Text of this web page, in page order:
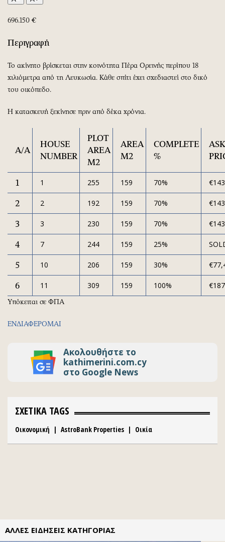
Περιβάλλον
Ελλάδα
Παράξενα
Πολιτισμός
Σινεμά
Θέατρο-Χορός
Χειρόγραφα
Εκπομπές
Wine routes
Επιστολές
696.150 €
Περιγραφή
Το ακίνητο βρίσκεται στην κοινότητα Πέρα Ορεινής περίπου 18
χιλιόμετρα από τη Λευκωσία. Κάθε σπίτι έχει σχεδιαστεί στο δικό
του οικόπεδο.
Η κατασκευή ξεκίνησε πριν από δέκα χρόνια.
A/A
HOUSE
NUMBER
PLOT
AREA
M2
AREA
M2
COMPLETE
%
1 1 255 159 70%
2 2 192 159 70%
3 3 230 159 70%
4 7 244 159 25%
5 10 206 159 30%
6 11 309 159 100%
Υπόκειται σε ΦΠΑ
ΕΝΔΙΑΦΕΡΟΜΑΙ
Ακολουθήστε το
kathimerini.com.cy
στο Google News
ΣΧΕΤΙΚΑ TAGS
Οικονομική | AstroBank Properties | Οικία
ΑΛΛΕΣ ΕΙΔΗΣΕΙΣ ΚΑΤΗΓΟΡΙΑΣ